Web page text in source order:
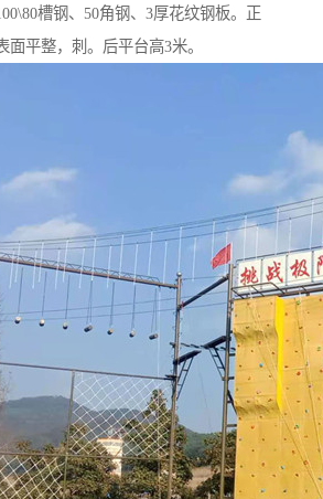
槽钢、50角钢、3厚花纹钢板。正
面平整，刺。后平台高3米。